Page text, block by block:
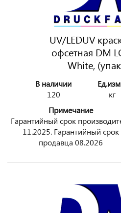
UV/LEDUV
офсетная DM
White,
В наличии
120
кг
Примечание
Гарантийный срок
11.2025. Гарантийный срок
продавца 08.2026